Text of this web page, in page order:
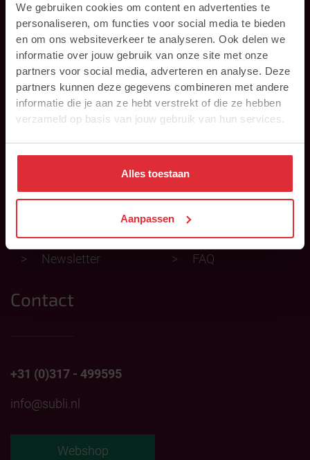
We gebruiken cookies om content en advertenties te
personaliseren, om functies voor social media te bieden
en om ons websiteverkeer te analyseren. Ook delen we
informatie over jouw gebruik van onze site met onze
partners voor social media, adverteren en analyse. Deze
partners kunnen deze gegevens combineren met andere
informatie die je aan ze hebt verstrekt of die ze hebben
verzameld op basis van jouw gebruik van hun services.
Alles toestaan
Aanpassen
Direct naar
Feed advice
Subli Competition
News
Newsletter
About Subli
Points of sale
FAQ
Contact
+31 (0)317 - 499595
info@subli.nl
Webshop